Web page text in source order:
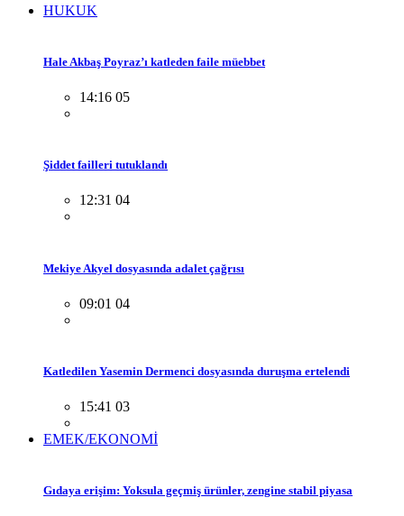
HUKUK
Hale Akbaş Poyraz’ı katleden faile müebbet
14:16 05
Şiddet failleri tutuklandı
12:31 04
Mekiye Akyel dosyasında adalet çağrısı
09:01 04
Katledilen Yasemin Dermenci dosyasında duruşma ertelendi
15:41 03
EMEK/EKONOMİ
Gıdaya erişim: Yoksula geçmiş ürünler, zengine stabil piyasa